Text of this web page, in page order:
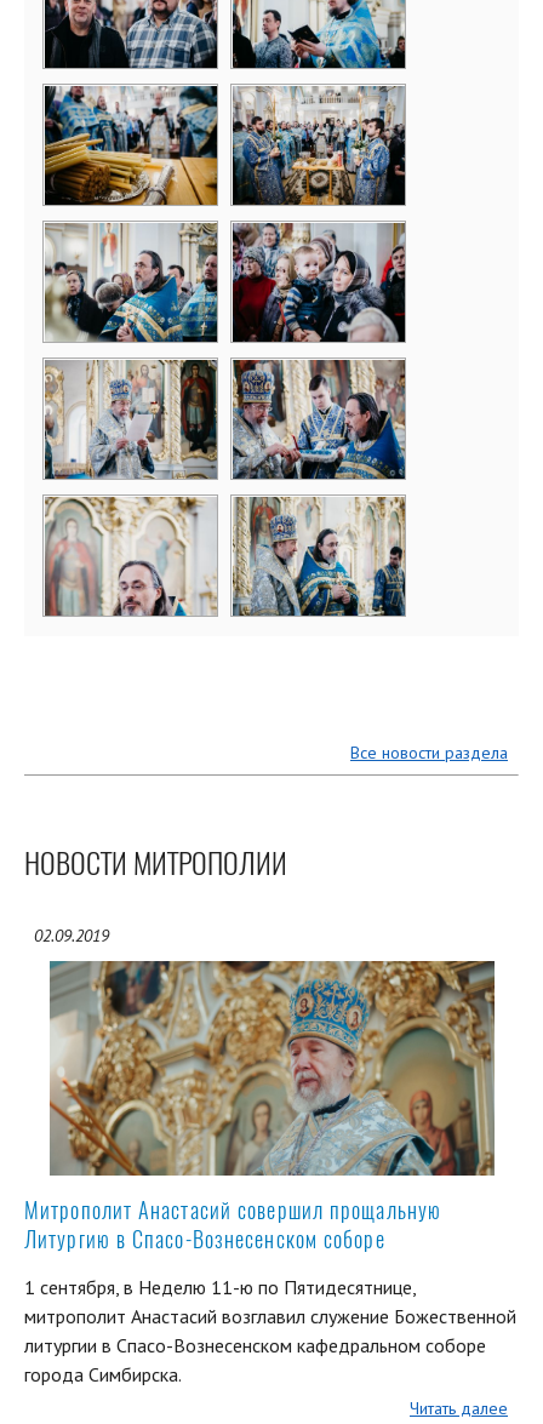
Все новости раздела
НОВОСТИ МИТРОПОЛИИ
02.09.2019
Митрополит Анастасий совершил прощальную
Литургию в Спасо-Вознесенском соборе
1 сентября, в Неделю 11-ю по Пятидесятнице,
митрополит Анастасий возглавил служение Божественной
литургии в Спасо-Вознесенском кафедральном соборе
города Симбирска.
Читать далее